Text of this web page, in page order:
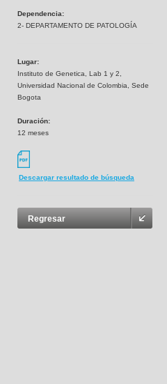
Dependencia:
2- DEPARTAMENTO DE PATOLOGÍA
Lugar:
Instituto de Genetica, Lab 1 y 2,
Universidad Nacional de Colombia, Sede
Bogota
Duración:
12 meses
Descargar resultado de búsqueda
Regresar